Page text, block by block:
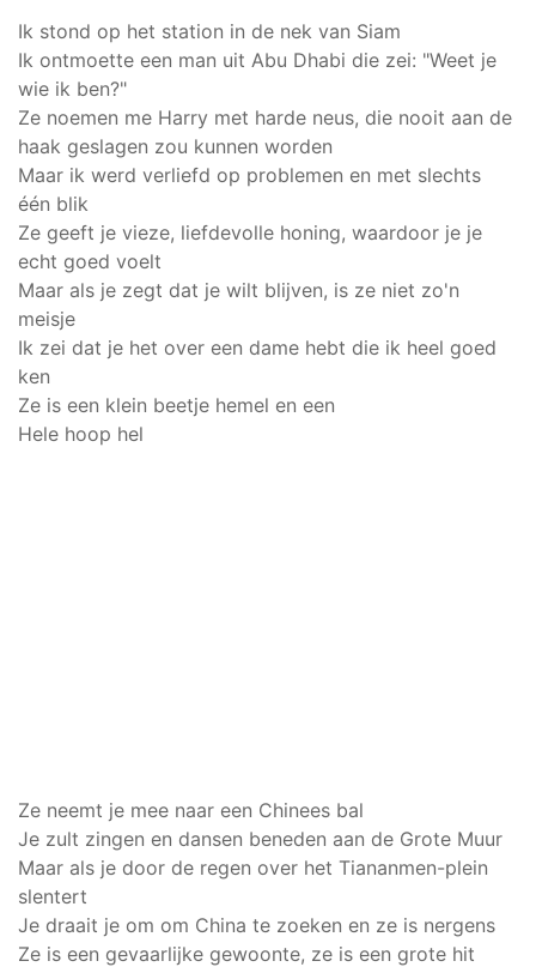
Ik stond op het station in de nek van Siam
Ik ontmoette een man uit Abu Dhabi die zei: "Weet je
wie ik ben?"
Ze noemen me Harry met harde neus, die nooit aan de
haak geslagen zou kunnen worden
Maar ik werd verliefd op problemen en met slechts
één blik
Ze geeft je vieze, liefdevolle honing, waardoor je je
echt goed voelt
Maar als je zegt dat je wilt blijven, is ze niet zo'n
meisje
Ik zei dat je het over een dame hebt die ik heel goed
ken
Ze is een klein beetje hemel en een
Hele hoop hel
Ze neemt je mee naar een Chinees bal
Je zult zingen en dansen beneden aan de Grote Muur
Maar als je door de regen over het Tiananmen-plein
slentert
Je draait je om om China te zoeken en ze is nergens
Ze is een gevaarlijke gewoonte, ze is een grote hit